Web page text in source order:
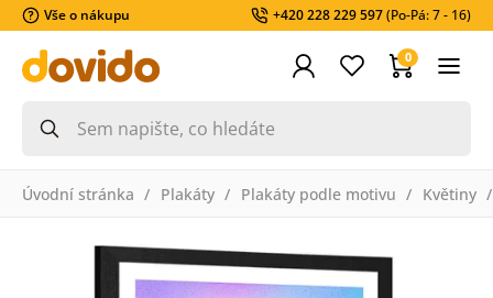
Vše o nákupu +420 228 229 597(Po-Pá: 7 - 16)
0
Úvodní stránka Plakáty Plakáty podle motivu Květiny